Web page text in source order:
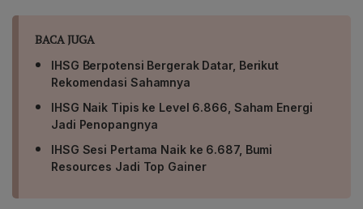
BACA JUGA
IHSG Berpotensi Bergerak Datar, Berikut
Rekomendasi Sahamnya
IHSG Naik Tipis ke Level 6.866, Saham Energi
Jadi Penopangnya
IHSG Sesi Pertama Naik ke 6.687, Bumi
Resources Jadi Top Gainer